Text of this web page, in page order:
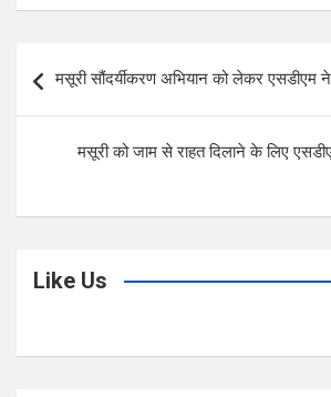
ce
b
o
o
k
tt
er
at
s
A
p
p
navigation
मसूरी सौंदर्यीकरण अभियान को लेकर एसडीएम
मसूरी को जाम से राहत दिलाने के लिए
Like Us